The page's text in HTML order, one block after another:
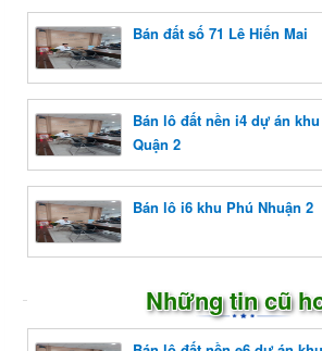
Bán đất số 71 Lê Hiến Mai
Bán lô đất nền i4 dự án
Quận 2
Bán lô i6 khu Phú Nhuận 2
Những tin cũ